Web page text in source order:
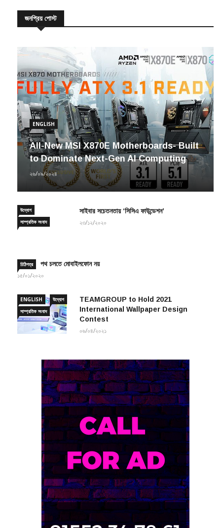
জনপ্রিয় পোস্ট
ENGLISH
All-New MSI X870E Motherboards- Built
to Dominate Next-Gen AI Computing
২৬/০৯/২০২৪
উদ্যোগ
সাম্প্রতিক সংবাদ
সাইবার সচেতনতায় ‘সিসিএ ফাউন্ডেশন’
২৩/১২/২০২০
চিঠিপত্র পথ চলতে মোবাইলফোন নয়
১৫/০১/২০২০
ENGLISH
উদ্যোগ
সাম্প্রতিক সংবাদ
TEAMGROUP to Hold 2021
International Wallpaper Design
Contest
০৬/০৪/২০২১